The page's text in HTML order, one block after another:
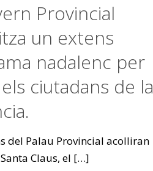
Provincial
un extens
nadalenc per
ciutadans de la
del Palau Provincial acolliran
Claus, el […]